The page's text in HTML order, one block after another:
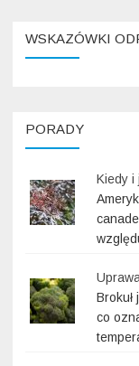
WSKAZÓWKI
PORADY
Kiedy i
co